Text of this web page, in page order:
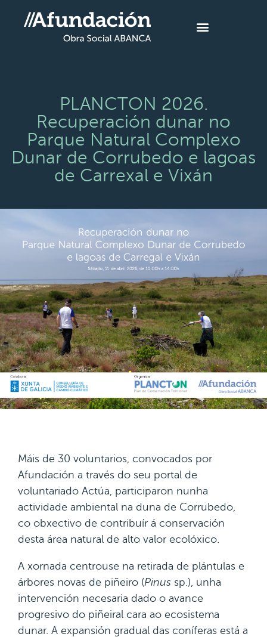
PLANCTON 2026.
Recuperación dunar no
Parque Natural Complexo
Dunar de Corrubedo e lagoas
de Carrexal e Vixán
Máis de 30 voluntarios, convocados por
Afundación a través do seu portal de
voluntariado Actúa, participaron nunha
actividade ambiental na duna de Corrubedo,
co obxectivo de contribuír á conservación
desta área natural de alto valor ecolóxico.
A xornada centrouse na retirada de plántulas e
árbores novas de piñeiro (Pinus sp.), unha
intervención necesaria dado o avance
progresivo do piñeiral cara ao ecosistema
dunar. A expansión gradual das coníferas está a